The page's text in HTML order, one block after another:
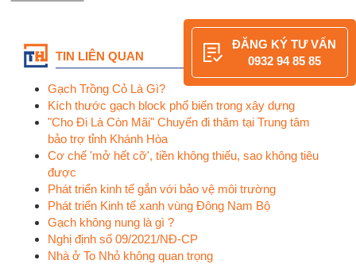
ĐĂNG KÝ
0932 94 85
TIN LIÊN QUAN
Gạch Trồng Cỏ Là Gì?
Kích thước gạch block phổ biến trong xây dựng
"Cho Đi Là Còn Mãi" Chuyến đi thăm tại Trung tâm
bảo trợ tỉnh Khánh Hòa
Cơ chế 'mở hết cỡ', tiền không thiếu, sao không tiêu
được
Phát triển kinh tế gắn với bảo vệ môi trường
Phát triển Kinh tế xanh vùng Đông Nam Bộ
Gạch không nung là gì ?
Nghị định số 09/2021/NĐ-CP
Nhà ở To Nhỏ không quan trọng